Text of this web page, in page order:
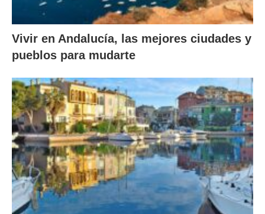
Vivir en Andalucía, las mejores ciudades y
pueblos para mudarte